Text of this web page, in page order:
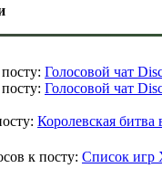
Голосовой чат
Голосовой чат
Королевская битва
к посту: Список игр